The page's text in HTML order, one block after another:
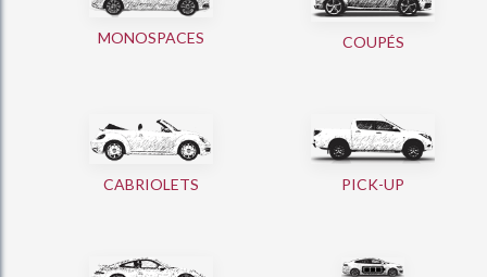
MONOSPACES COUPÉS
CABRIOLETS PICK-UP